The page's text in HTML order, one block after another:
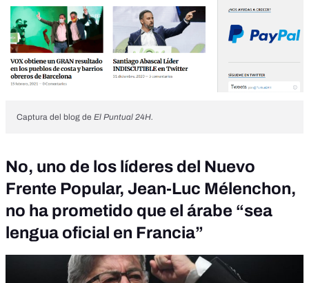
Captura del blog de El Puntual 24H.
No, uno de los líderes del Nuevo
Frente Popular, Jean-Luc Mélenchon,
no ha prometido que el árabe “sea
lengua oficial en Francia”